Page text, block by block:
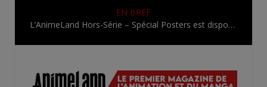
EN BREF
L’AnimeLand Hors-Série – Spécial Posters est disponible !